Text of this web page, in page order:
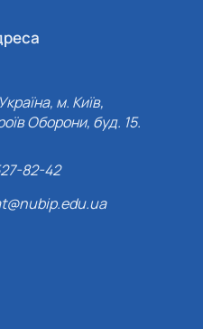
м. Київ,
Оборони, буд. 15.
82-42